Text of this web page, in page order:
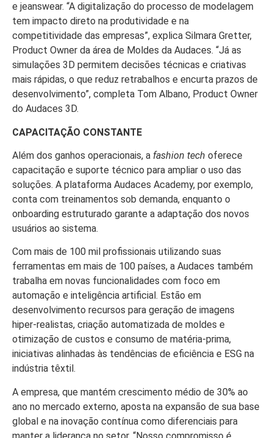
e jeanswear. “A digitalização do processo de modelagem
tem impacto direto na produtividade e na
competitividade das empresas”, explica Silmara Gretter,
Product Owner da área de Moldes da Audaces. “Já as
simulações 3D permitem decisões técnicas e criativas
mais rápidas, o que reduz retrabalhos e encurta prazos de
desenvolvimento”, completa Tom Albano, Product Owner
do Audaces 3D.
CAPACITAÇÃO CONSTANTE
Além dos ganhos operacionais, a fashion tech oferece
capacitação e suporte técnico para ampliar o uso das
soluções. A plataforma Audaces Academy, por exemplo,
conta com treinamentos sob demanda, enquanto o
onboarding estruturado garante a adaptação dos novos
usuários ao sistema.
Com mais de 100 mil profissionais utilizando suas
ferramentas em mais de 100 países, a Audaces também
trabalha em novas funcionalidades com foco em
automação e inteligência artificial. Estão em
desenvolvimento recursos para geração de imagens
hiper-realistas, criação automatizada de moldes e
otimização de custos e consumo de matéria-prima,
iniciativas alinhadas às tendências de eficiência e ESG na
indústria têxtil.
A empresa, que mantém crescimento médio de 30% ao
ano no mercado externo, aposta na expansão de sua base
global e na inovação contínua como diferenciais para